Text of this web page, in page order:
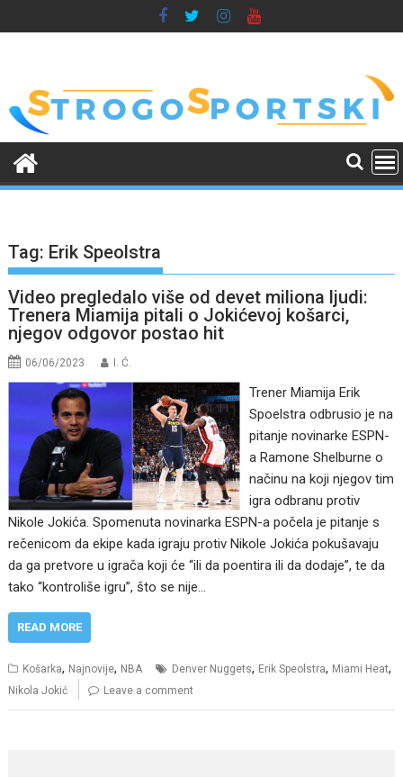
to
Tag: Erik Speolstra
Video pregledalo više od devet miliona ljudi:
Trenera Miamija pitali o Jokićevoj košarci,
njegov odgovor postao hit
06/06/2023 I. Ć.
Trener Miamija Erik
Spoelstra odbrusio je na
pitanje novinarke ESPN-
a Ramone Shelburne o
načinu na koji njegov tim
igra odbranu protiv
Nikole Jokića. Spomenuta novinarka ESPN-a počela je pitanje s
rečenicom da ekipe kada igraju protiv Nikole Jokića pokušavaju
da ga pretvore u igrača koji će “ili da poentira ili da dodaje”, te da
tako “kontroliše igru”, što se nije…
READ MORE
Košarka, Najnovije, NBA Denver Nuggets, Erik Speolstra, Miami Heat,
Nikola Jokić Leave a comment